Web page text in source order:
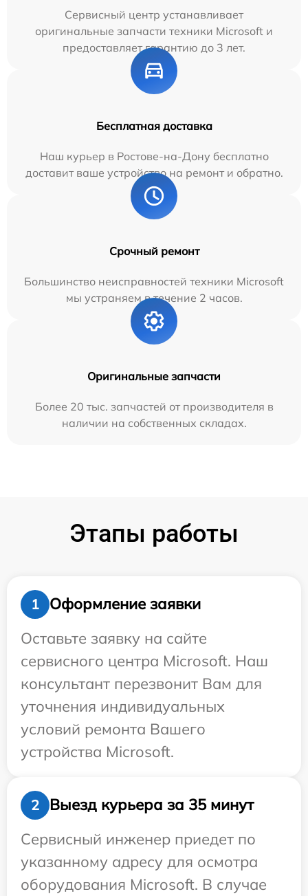
Сервисный центр устанавливает
оригинальные запчасти техники Microsoft и
предоставляет гарантию до 3 лет.
Бесплатная доставка
Наш курьер в Ростове-на-Дону бесплатно
доставит ваше устройство на ремонт и обратно.
Срочный ремонт
Большинство неисправностей техники Microsoft
мы устраняем в течение 2 часов.
Оригинальные запчасти
Более 20 тыс. запчастей от производителя в
наличии на собственных складах.
Этапы работы
1
Оформление заявки
Оставьте заявку на сайте
сервисного центра Microsoft. Наш
консультант перезвонит Вам для
уточнения индивидуальных
условий ремонта Вашего
устройства Microsoft.
2
Выезд курьера за 35 минут
Сервисный инженер приедет по
указанному адресу для осмотра
оборудования Microsoft. В случае